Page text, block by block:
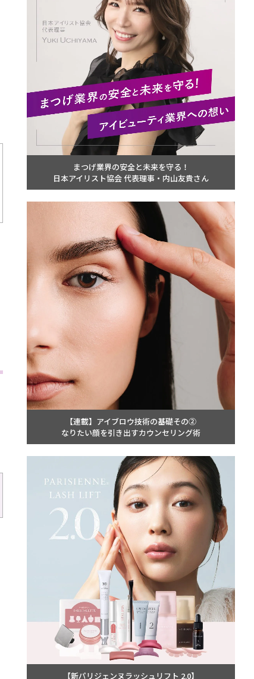
まつげ業界の安全と未来を守る！
日本アイリスト協会 代表理事・内山友貴さん
【連載】アイブロウ技術の基礎その②
なりたい顔を引き出すカウンセリング術
【新パリジェンヌラッシュリフト 2.0】